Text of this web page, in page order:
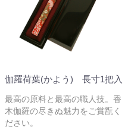
伽羅荷葉(かよう) 長寸1把入
最高の原料と最高の職人技。香
木伽羅の尽きぬ魅力をご賞翫く
ださい。